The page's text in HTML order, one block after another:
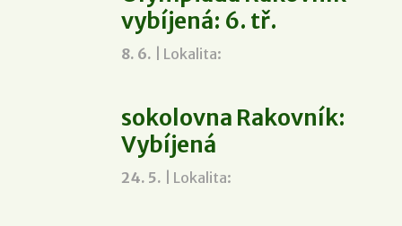
vybíjená: 6. tř.
8. 6. | Lokalita:
sokolovna Rakovník:
Vybíjená
24. 5. | Lokalita: